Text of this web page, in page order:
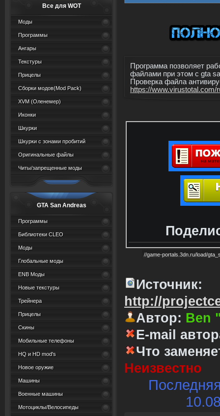
Все для WOT
Моды
Программы
Ангары
Текстуры
Прицелы
Сборки модов(Mod Pack)
XVM (Oленемер)
Иконки
Шкурки
Шкурки с зонами пробитий
Оригинальные файлы
Читы/запрещенные моды
GTA San Andreas
Программы
Библиотеки CLEO
Моды
Глобальные моды
ENB Моды
Новые текстуры
Трейнера
Прицелы
Скины
Мобильные телефоны
HQ и HD mod's
Новое оружие
Машины
Военные машины
Мотоциклы/Велосипеды
Программа позволяет
файлами при этом с gta
Проверка файла
https://www.virustotal.com/
Источник:
http://
Автор: Ben
E-mail
Что
Неизвестно